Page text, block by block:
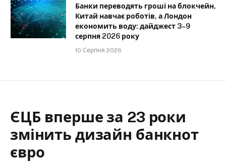
Банки переводять гроші на блокчейн,
Китай навчає роботів, а Лондон
економить воду: дайджест 3–9
серпня 2026 року
10 Серпня 2026
ЄЦБ вперше за 23 роки
змінить дизайн банкнот
євро